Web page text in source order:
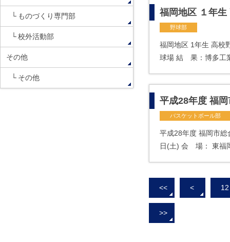
福岡地区 １年生
野球部
福岡地区 1年生 高
球場 結 果：博多工
平成28年度 福
バスケットボール部
平成28年度 福岡市
日(土) 会 場： 東
<< < 12
>>
ものづくり専門部
校外活動部
その他
その他